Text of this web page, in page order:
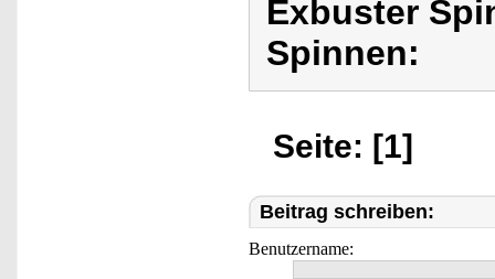
Exbuster
Spinnen:
Seite: [1]
Beitrag schreiben:
Benutzername: